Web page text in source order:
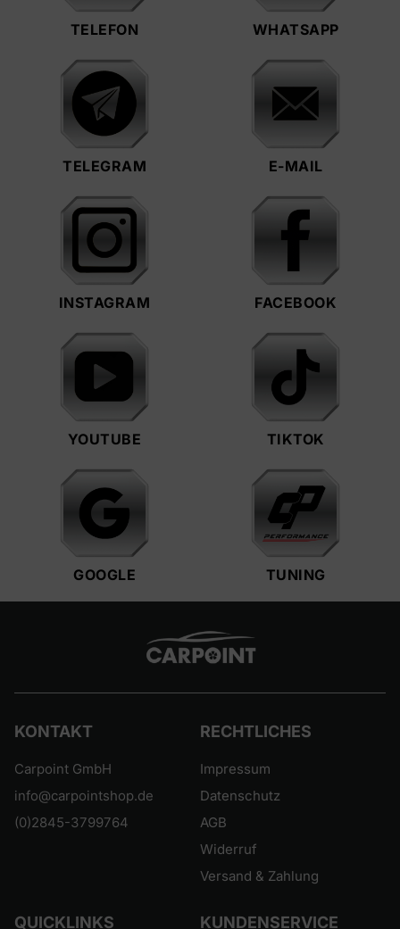
TELEFON WHATSAPP
TELEGRAM E-MAIL
INSTAGRAM FACEBOOK
YOUTUBE TIKTOK
GOOGLE TUNING
KONTAKT
Carpoint GmbH
info@carpointshop.de
(0)2845-3799764
RECHTLICHES
Impressum
Datenschutz
AGB
Widerruf
Versand & Zahlung
QUICKLINKS KUNDENSERVICE